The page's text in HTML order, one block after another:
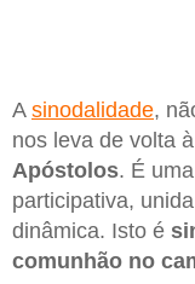
A sinodalidade,
nos leva de volta à
Apóstolos. É
participativa,
dinâmica. Isto é
comunhão no